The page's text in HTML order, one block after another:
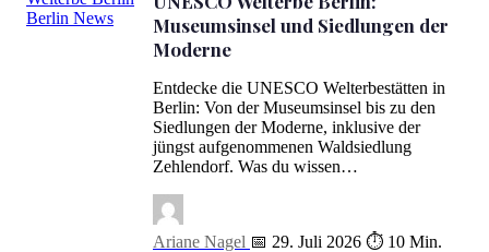
UNESCO Welterbe Berlin: Museumsinsel und Siedlungen der
Museumsinsel und Siedlungen der
Moderne
Entdecke die UNESCO Welterbestätten in
Berlin: Von der Museumsinsel bis zu den
Siedlungen der Moderne, inklusive der
jüngst aufgenommenen Waldsiedlung
Zehlendorf. Was du wissen…
Ariane Nagel 📅 29. Juli 2026 ⏱ 10 Min.